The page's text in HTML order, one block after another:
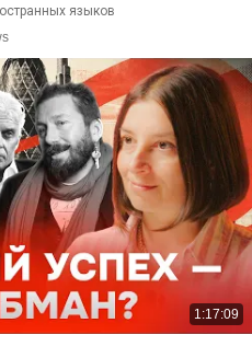
языков
1:17:09